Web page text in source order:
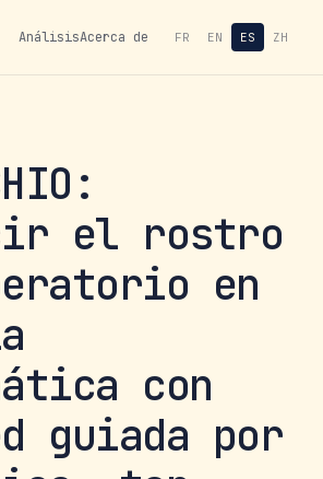
AnálisisAcerca de FR EN ES ZH
el rostro
en
con
guiada por